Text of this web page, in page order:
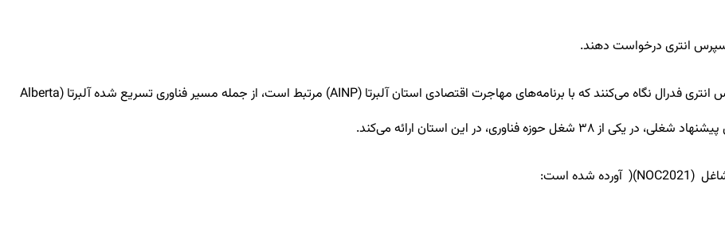
انتری درخواست دهند.
اتباع خارجی به آلبرتا به عنوان مقصد مهاجرتی تحت برنامه‌های اکسپرس انتری فدرال نگاه می‌کنند که با برنامه‌های مهاجرت اقتصادی استان آلبرتا (AINP) مرتبط است، از جمله مسیر فناوری تسریع شده آلبرتا (Alberta